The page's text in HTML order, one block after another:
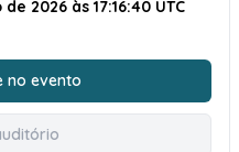
2026 às 17:16:40 UTC
no evento